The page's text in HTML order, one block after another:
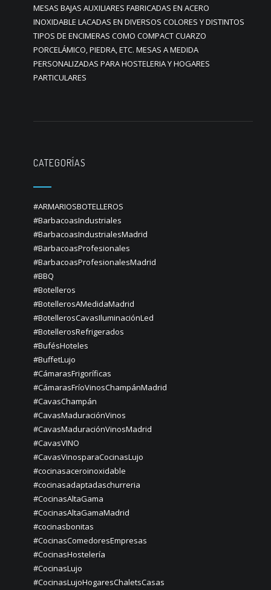
MESAS BAJAS AUXILIARES FABRICADAS EN ACERO
INOXIDABLE LACADAS EN DIVERSOS COLORES Y DISTINTOS
TIPOS DE ENCIMERAS COMO COMPACT CUARZO
PORCELÁMICO, PIEDRA, ETC. MESAS A MEDIDA
PERSONALIZADAS PARA HOSTELERIA Y HOGARES
PARTICULARES
CATEGORÍAS
#ARMARIOSBOTELLEROS
#BarbacoasIndustriales
#BarbacoasIndustrialesMadrid
#BarbacoasProfesionales
#BarbacoasProfesionalesMadrid
#BBQ
#Botelleros
#BotellerosAMedidaMadrid
#BotellerosCavasIluminaciónLed
#BotellerosRefrigerados
#BufésHoteles
#BuffetLujo
#CámarasFrigoríficas
#CámarasFríoVinosChampánMadrid
#CavasChampán
#CavasMaduraciónVinos
#CavasMaduraciónVinosMadrid
#CavasVINO
#CavasVinosparaCocinasLujo
#cocinasaceroinoxidable
#cocinasadaptadaschurreria
#CocinasAltaGama
#CocinasAltaGamaMadrid
#cocinasbonitas
#CocinasComedoresEmpresas
#CocinasHostelería
#CocinasLujo
#CocinasLujoHogaresChaletsCasas